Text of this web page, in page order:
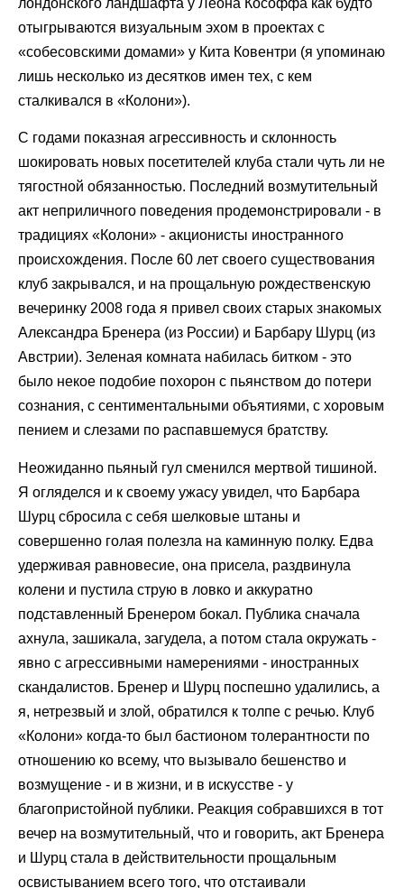
отыгрываются визуальным эхом в проектах с
«собесовскими домами» у Кита Ковентри (я упоминаю
лишь несколько из десятков имен тех, с кем
сталкивался в «Колони»).
С годами показная агрессивность и склонность
шокировать новых посетителей клуба стали чуть ли не
тягостной обязанностью. Последний возмутительный
акт неприличного поведения продемонстрировали - в
традициях «Колони» - акционисты иностранного
происхождения. После 60 лет своего существования
клуб закрывался, и на прощальную рождественскую
вечеринку 2008 года я привел своих старых знакомых
Александра Бренера (из России) и Барбару Шурц (из
Австрии). Зеленая комната набилась битком - это
было некое подобие похорон с пьянством до потери
сознания, с сентиментальными объятиями, с хоровым
пением и слезами по распавшемуся братству.
Неожиданно пьяный гул сменился мертвой тишиной.
Я огляделся и к своему ужасу увидел, что Барбара
Шурц сбросила с себя шелковые штаны и
совершенно голая полезла на каминную полку. Едва
удерживая равновесие, она присела, раздвинула
колени и пустила струю в ловко и аккуратно
подставленный Бренером бокал. Публика сначала
ахнула, зашикала, загудела, а потом стала окружать -
явно с агрессивными намерениями - иностранных
скандалистов. Бренер и Шурц поспешно удалились, а
я, нетрезвый и злой, обратился к толпе с речью. Клуб
«Колони» когда-то был бастионом толерантности по
отношению ко всему, что вызывало бешенство и
возмущение - и в жизни, и в искусстве - у
благопристойной публики. Реакция собравшихся в тот
вечер на возмутительный, что и говорить, акт Бренера
и Шурц стала в действительности прощальным
освистыванием всего того, что отстаивали